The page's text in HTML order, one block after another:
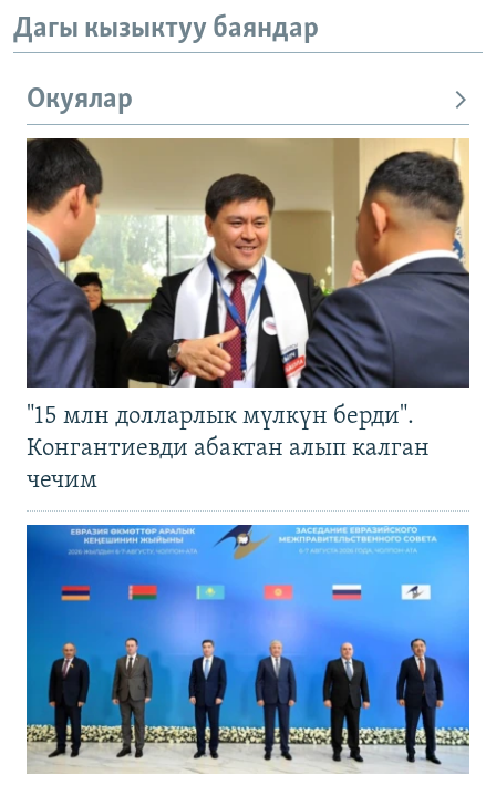
Дагы кызыктуу баяндар
Окуялар
"15 млн долларлык мүлкүн берди".
Конгантиевди абактан алып калган
чечим